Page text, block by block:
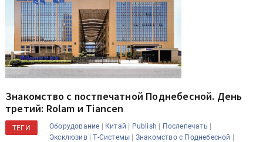
Знакомство с постпечатной Поднебесной. День
третий: Rolam и Tiancen
ТЕГИ Оборудование | Китай | Publish | Послепечать |
Эксклюзив|Т-Системы | Знакомство с Поднебесной |